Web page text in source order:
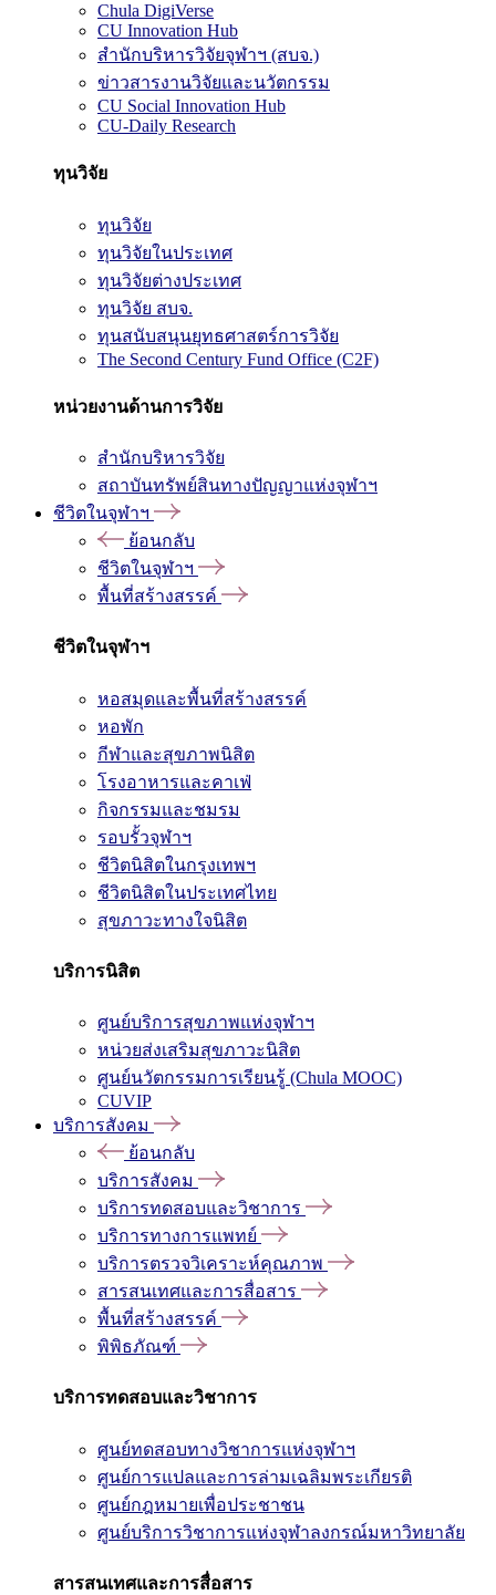
Chula DigiVerse
CU Innovation Hub
สำนักบริหารวิจัยจุฬาฯ (สบจ.)
ข่าวสารงานวิจัยและนวัตกรรม
CU Social Innovation Hub
CU-Daily Research
ทุนวิจัย
ทุนวิจัย
ทุนวิจัยในประเทศ
ทุนวิจัยต่างประเทศ
ทุนวิจัย สบจ.
ทุนสนับสนุนยุทธศาสตร์การวิจัย
The Second Century Fund Office (C2F)
หน่วยงานด้านการวิจัย
สำนักบริหารวิจัย
สถาบันทรัพย์สินทางปัญญาแห่งจุฬาฯ
ชีวิตในจุฬาฯ
ย้อนกลับ
ชีวิตในจุฬาฯ
พื้นที่สร้างสรรค์
ชีวิตในจุฬาฯ
หอสมุดและพื้นที่สร้างสรรค์
หอพัก
กีฬาและสุขภาพนิสิต
โรงอาหารและคาเฟ่
กิจกรรมและชมรม
รอบรั้วจุฬาฯ
ชีวิตนิสิตในกรุงเทพฯ
ชีวิตนิสิตในประเทศไทย
สุขภาวะทางใจนิสิต
บริการนิสิต
ศูนย์บริการสุขภาพแห่งจุฬาฯ
หน่วยส่งเสริมสุขภาวะนิสิต
ศูนย์นวัตกรรมการเรียนรู้ (Chula MOOC)
CUVIP
บริการสังคม
ย้อนกลับ
บริการสังคม
บริการทดสอบและวิชาการ
บริการทางการแพทย์
บริการตรวจวิเคราะห์คุณภาพ
สารสนเทศและการสื่อสาร
พื้นที่สร้างสรรค์
พิพิธภัณฑ์
บริการทดสอบและวิชาการ
ศูนย์ทดสอบทางวิชาการแห่งจุฬาฯ
ศูนย์การแปลและการล่ามเฉลิมพระเกียรติ
ศูนย์กฎหมายเพื่อประชาชน
ศูนย์บริการวิชาการแห่งจุฬาลงกรณ์มหาวิทยาลัย
สารสนเทศและการสื่อสาร